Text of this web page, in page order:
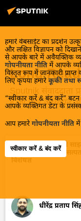
हमारे वेबसाईट का प्रदर्शन
और लक्षित विज्ञापन को
से आपके बारे में अवैयक्तिक
गोपनीयता नीति में आपके
विस्तृत रूप में जानकारी
लिए कृपया हमारेकूकी तथा
“स्वीकार करें & बंद करें”
आपके व्यक्तिगत डेटा के
आप हमारे गोपनीयता नीति
स्वीकार करें & बंद करें
15 लेख
Long
Sputnik
हैं जो गहरे अध्यायन
मेटा* और एक्स जैसी
पहले और खबरों की
धीरेंद्र प्रताप